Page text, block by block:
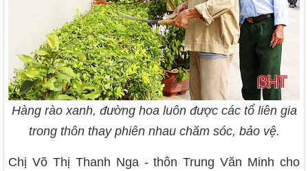
Hàng rào xanh, đường hoa luôn được các tổ liên gia
trong thôn thay phiên nhau chăm sóc, bảo vệ.
Chị Võ Thị Thanh Nga - thôn Trung Văn Minh cho